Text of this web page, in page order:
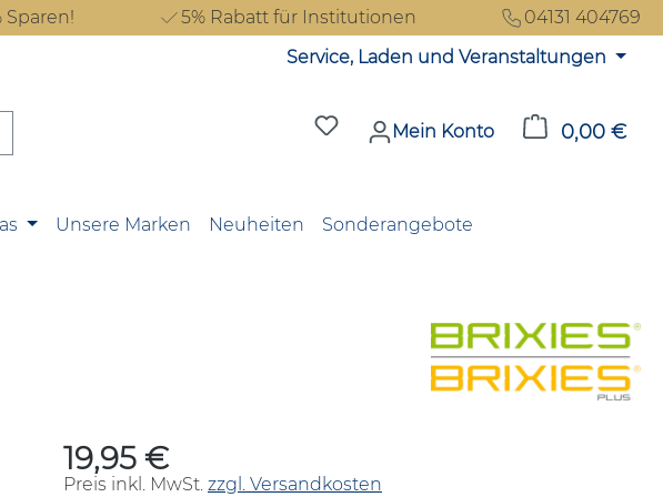
5% Rabatt für Institutionen
04131 404769
Service, Laden und Veranstaltungen
Du hast 0 Produkte auf dem
Mein Konto 0,00 €
Unsere Marken Neuheiten Sonderangebote
Regulärer Preis:
19,95 €
Preis inkl. MwSt. zzgl. Versandkosten